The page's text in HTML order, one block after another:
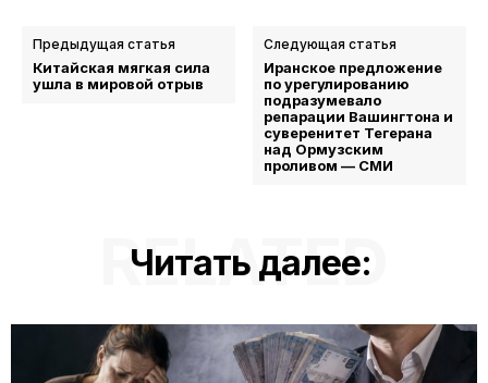
Предыдущая статья
Китайская мягкая сила
ушла в мировой отрыв
Следующая статья
Иранское предложение
по урегулированию
подразумевало
репарации Вашингтона и
суверенитет Тегерана
над Ормузским
проливом — СМИ
Читать далее:
RELATED